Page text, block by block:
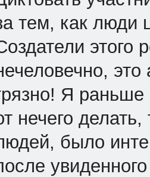
тем, как люди
этого
Я
нечего
было